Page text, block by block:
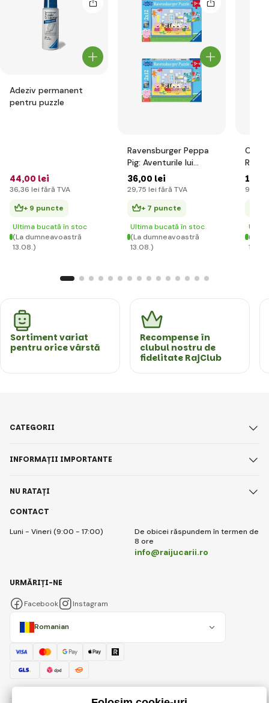
Adeziv permanent
pentru puzzle
44,00 lei
36,36 lei fără TVA
+ 9 puncte
Ultima bucată în stoc
(La dumneavoastră
13.08.)
Ravensburger Peppa
Pig: Aventurile lui
Peppa 2x12 piese
36,00 lei
29,75 lei fără TVA
+ 7 puncte
Ultima bucată în stoc
(La dumneavoastră
13.08.)
Cutie
119
98
(La
Sortiment variat
pentru orice vârstă
Recompense în
clubul nostru de
fidelitate RajClub
CONTACT
Luni - Vineri (9:00 - 17:00)
De obicei răspundem în termen de
8 ore
info@raijucarii.ro
CATEGORII
INFORMAȚII IMPORTANTE
NU RATAȚI
Romanian
URMĂRIȚI-NE
Facebook Instagram